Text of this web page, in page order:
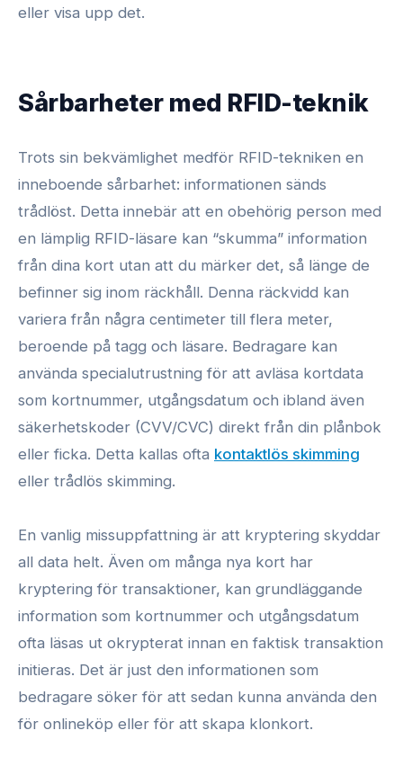
eller visa upp det.
Sårbarheter med RFID-teknik
Trots sin bekvämlighet medför RFID-tekniken en
inneboende sårbarhet: informationen sänds
trådlöst. Detta innebär att en obehörig person med
en lämplig RFID-läsare kan “skumma” information
från dina kort utan att du märker det, så länge de
befinner sig inom räckhåll. Denna räckvidd kan
variera från några centimeter till flera meter,
beroende på tagg och läsare. Bedragare kan
använda specialutrustning för att avläsa kortdata
som kortnummer, utgångsdatum och ibland även
säkerhetskoder (CVV/CVC) direkt från din plånbok
eller ficka. Detta kallas ofta kontaktlös skimming
eller trådlös skimming.
En vanlig missuppfattning är att kryptering skyddar
all data helt. Även om många nya kort har
kryptering för transaktioner, kan grundläggande
information som kortnummer och utgångsdatum
ofta läsas ut okrypterat innan en faktisk transaktion
initieras. Det är just den informationen som
bedragare söker för att sedan kunna använda den
för onlineköp eller för att skapa klonkort.